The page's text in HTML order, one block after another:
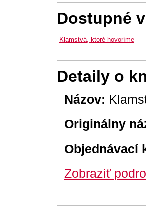
Dostupné
Klamstvá, ktoré hovoríme
Detaily o
Názov:
Originálny
Objednávací
Zobraziť